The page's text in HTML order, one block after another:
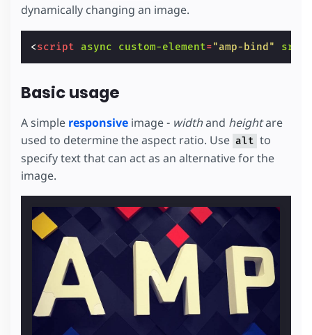
dynamically changing an image.
<script async custom-element="amp-bind" src
Basic usage
A simple responsive image - widthand heightare
used to determine the aspect ratio. Use alt to
specify text that can act as an alternative for the
image.